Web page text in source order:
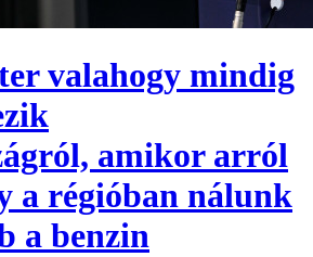
valahogy mindig
amikor arról
a régióban nálunk
a benzin